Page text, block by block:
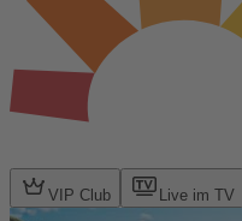
VIP Club Live im TV